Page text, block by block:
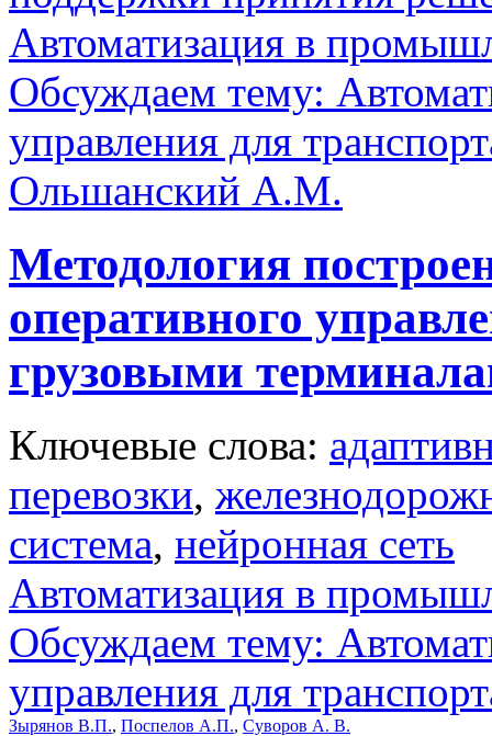
Автоматизация в
Обсуждаем тему:
управления для
Ольшанский А.М.
Методология
оперативного
грузовыми
Ключевые слова:
перевозки,
система, нейронная сеть
Автоматизация в
Обсуждаем тему:
управления для
Зырянов В.П., Поспелов А.П., Суворов А. В.